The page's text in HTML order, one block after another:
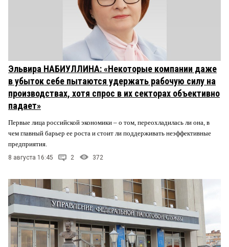
Эльвира НАБИУЛЛИНА: «Некоторые компании даже
в убыток себе пытаются удержать рабочую силу на
производствах, хотя спрос в их секторах объективно
падает»
Первые лица российской экономики – о том, переохладилась ли она, в
чем главный барьер ее роста и стоит ли поддерживать неэффективные
предприятия.
8 августа 16:45 2 372